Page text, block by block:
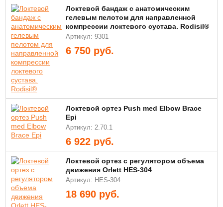
Локтевой бандаж с анатомическим
гелевым пелотом для направленной
компрессии локтевого сустава. Rodisil®
Артикул: 9301
6 750 руб.
Локтевой ортез Push med Elbow Brace
Epi
Артикул: 2.70.1
6 922 руб.
Локтевой ортез с регулятором объема
движения Orlett HES-304
Артикул: HES-304
18 690 руб.